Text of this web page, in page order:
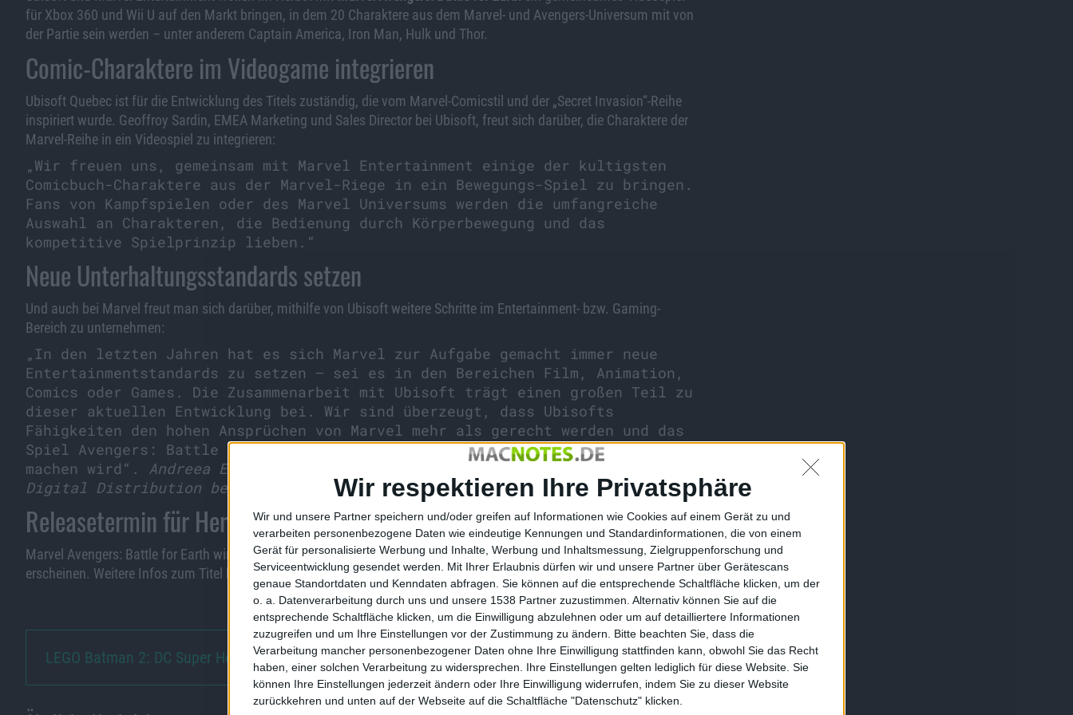
Wir respektieren Ihre Privatsphäre
Wir und unsere Partner speichern und/oder greifen auf Informationen wie Cookies auf einem Gerät zu und
verarbeiten personenbezogene Daten wie eindeutige Kennungen und Standardinformationen, die von einem
Gerät für personalisierte Werbung und Inhalte, Werbung und Inhaltsmessung, Zielgruppenforschung und
Serviceentwicklung gesendet werden.
Mit Ihrer Erlaubnis dürfen wir und unsere Partner über Gerätescans
genaue Standortdaten und Kenndaten abfragen. Sie können auf die entsprechende Schaltfläche klicken, um der
o. a. Datenverarbeitung durch uns und unsere 1538 Partner zuzustimmen. Alternativ können Sie auf die
entsprechende Schaltfläche klicken, um die Einwilligung abzulehnen oder um auf detailliertere Informationen
zuzugreifen und um Ihre Einstellungen vor der Zustimmung zu ändern.
Bitte beachten Sie, dass die
Verarbeitung mancher personenbezogener Daten ohne Ihre Einwilligung stattfinden kann, obwohl Sie das Recht
haben, einer solchen Verarbeitung zu widersprechen. Ihre Einstellungen gelten lediglich für diese Website. Sie
können Ihre Einstellungen jederzeit ändern oder Ihre Einwilligung widerrufen, indem Sie zu dieser Website
zurückkehren und unten auf der Webseite auf die Schaltfläche "Datenschutz" klicken.
für Xbox 360 und Wii U auf den Markt bringen, in dem 20 Charaktere aus dem Marvel- und Avengers-Universum mit von
der Partie sein werden – unter anderem Captain America, Iron Man, Hulk und Thor.
Comic-Charaktere im Videogame integrieren
Ubisoft Quebec ist für die Entwicklung des Titels zuständig, die vom Marvel-Comicstil und der „Secret Invasion“-Reihe
inspiriert wurde. Geoffroy Sardin, EMEA Marketing und Sales Director bei Ubisoft, freut sich darüber, die Charaktere der
Marvel-Reihe in ein Videospiel zu integrieren:
„Wir freuen uns, gemeinsam mit Marvel Entertainment einige der kultigsten
Comicbuch-Charaktere aus der Marvel-Riege in ein Bewegungs-Spiel zu bringen.
Fans von Kampfspielen oder des Marvel Universums werden die umfangreiche
Auswahl an Charakteren, die Bedienung durch Körperbewegung und das
kompetitive Spielprinzip lieben.“
Neue Unterhaltungsstandards setzen
Und auch bei Marvel freut man sich darüber, mithilfe von Ubisoft weitere Schritte im Entertainment- bzw. Gaming-
Bereich zu unternehmen:
„In den letzten Jahren hat es sich Marvel zur Aufgabe gemacht immer neue
Entertainmentstandards zu setzen – sei es in den Bereichen Film, Animation,
Comics oder Games. Die Zusammenarbeit mit Ubisoft trägt einen großen Teil zu
dieser aktuellen Entwicklung bei. Wir sind überzeugt, dass Ubisofts
Fähigkeiten den hohen Ansprüchen von Marvel mehr als gerecht werden und das
Spiel Avengers: Battle for Earth zu dem besten bewegungskontrollierten Spiel
machen wird“. Andreea Enache-Thune, Senior-Vizepräsidentin für Games und
Digital Distribution bei Marvel
Releasetermin für Herbst 2012 angepeilt
Marvel Avengers: Battle for Earth wird voraussichtlich im Herbst dieses Jahres für Xbox 360 Kinect und Wii U
erscheinen. Weitere Infos zum Titel können unterwww.AvengersBattleForEarth.comnachgelesen werden.
LEGO Batman 2: DC Super Heroes… Kauft Apple Fernseh-Hersteller…